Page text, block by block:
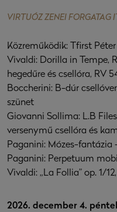
VIRTUÓZ ZENEI FORGATAG
Közreműködik: Tfirst
Vivaldi: Dorilla in Tempe,
hegedűre és csellóra, RV
Boccherini: B-dúr
szünet
Giovanni Sollima: L.B
versenymű csellóra és
Paganini: Mózes-fantázia
Paganini: Perpetuum
Vivaldi: „La Follia” op. 1/
2026. december 4.